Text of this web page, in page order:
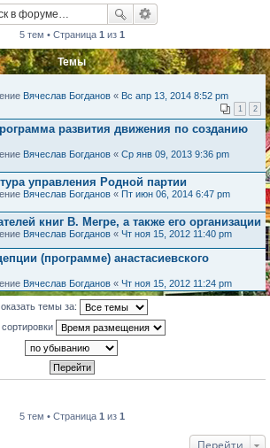
5 тем • Страница 1 из 1
Темы
Вячеслав Богданов « Вс апр 13, 2014 8:52 pm
1 2
развития движения по созданию
Вячеслав Богданов « Ср янв 09, 2013 9:36 pm
управления Родной партии
Вячеслав Богданов « Пт июн 06, 2014 6:47 pm
книг В. Мегре, а также его организации
Вячеслав Богданов « Чт ноя 15, 2012 11:40 pm
(программе) анастасиевского
Вячеслав Богданов « Чт ноя 15, 2012 11:24 pm
темы за:
5 тем • Страница 1 из 1
Перейти